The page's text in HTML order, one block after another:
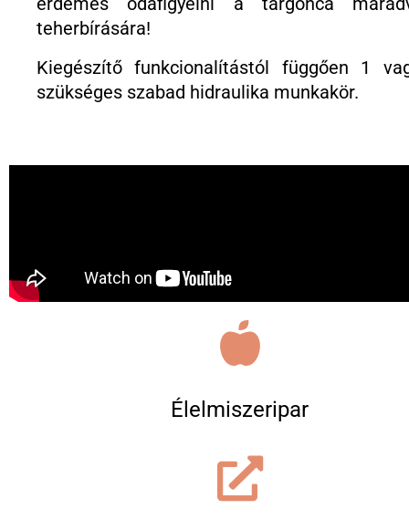
teherbírására!
Kiegészítő funkcionalítástól függően 1
szükséges szabad hidraulika munkakör.
Élelmiszeripar